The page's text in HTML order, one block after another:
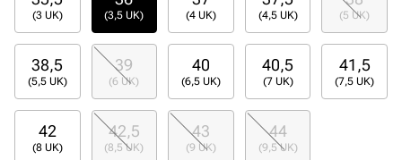
(3 UK) (3,5 UK) (4 UK) (4,5 UK) (5 UK)
38,5
(5,5 UK)
39
(6 UK)
40
(6,5 UK)
40,5
(7 UK)
41,5
(7,5 UK)
42
(8 UK)
42,5
(8,5 UK)
43
(9 UK)
44
(9,5 UK)